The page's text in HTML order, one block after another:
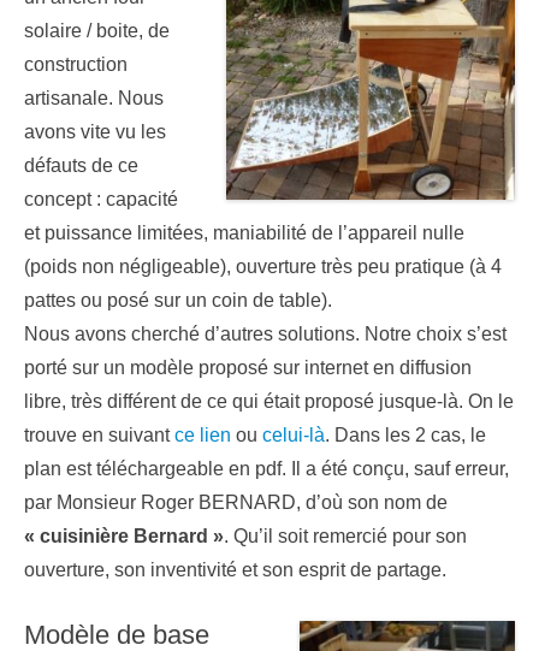
solaire / boite, de
construction
artisanale. Nous
avons vite vu les
défauts de ce
concept : capacité
et puissance limitées, maniabilité de l’appareil nulle
(poids non négligeable), ouverture très peu pratique (à 4
pattes ou posé sur un coin de table).
Nous avons cherché d’autres solutions. Notre choix s’est
porté sur un modèle proposé sur internet en diffusion
libre, très différent de ce qui était proposé jusque-là. On le
trouve en suivantce lien ou celui-là. Dans les 2 cas, le
plan est téléchargeable en pdf. Il a été conçu, sauf erreur,
par Monsieur Roger BERNARD, d’où son nom de
« cuisinière Bernard ». Qu’il soit remercié pour son
ouverture, son inventivité et son esprit de partage.
Modèle de base